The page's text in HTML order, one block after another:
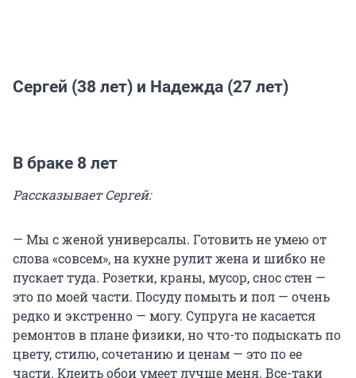
Сергей (38 лет) и Надежда (27 лет)
В браке 8 лет
Рассказывает Сергей:
— Мы с женой универсалы. Готовить не умею от
слова «совсем», на кухне рулит жена и шибко не
пускает туда. Розетки, краны, мусор, снос стен —
это по моей части. Посуду помыть и пол — очень
редко и экстренно — могу. Супруга не касается
ремонтов в плане физики, но что-то подыскать по
цвету, стилю, сочетанию и ценам — это по ее
части. Клеить обои умеет лучше меня. Все-таки